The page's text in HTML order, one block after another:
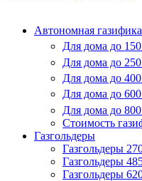
Автономная
Для дома до
Для дома до
Для дома до
Для дома до
Для дома до
Стоимость
Газгольдеры
Газгольдеры
Газгольдеры
Газгольдеры